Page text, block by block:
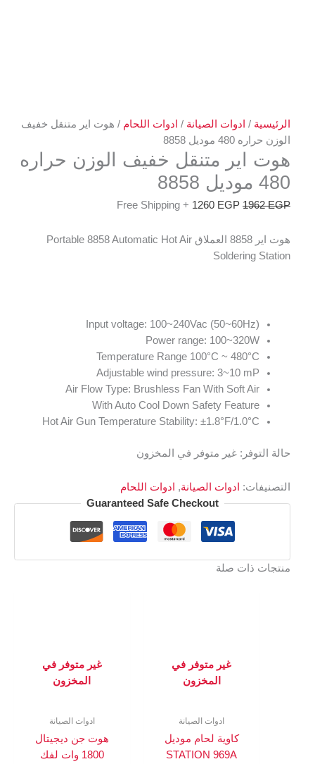
الرئيسية / ادوات الصيانة / ادوات اللحام / هوت اير متنقل خفيف
الوزن حراره 480 موديل 8858
هوت اير متنقل خفيف الوزن حراره
480 موديل 8858
1962EGP
1260 EGP
+ Free Shipping
هوت اير 8858 العملاق Portable 8858 Automatic Hot Air
Soldering Station
Input voltage: 100~240Vac (50~60Hz)
Power range: 100~320W
Temperature Range 100°C ~ 480°C
Adjustable wind pressure: 3~10 mP
Air Flow Type: Brushless Fan With Soft Air
With Auto Cool Down Safety Feature
Hot Air Gun Temperature Stability: ±1.8°F/1.0°C
حالة التوفر: غير متوفر في المخزون
التصنيفات: ادوات الصيانة,
ادوات اللحام
Guaranteed Safe Checkout
منتجات ذات صلة
غير متوفر في
المخزون
ادوات الصيانة
كاوية لحام موديل
STATION 969A
غير متوفر في
المخزون
ادوات الصيانة
هوت جن ديجيتال
1800 وات لفك